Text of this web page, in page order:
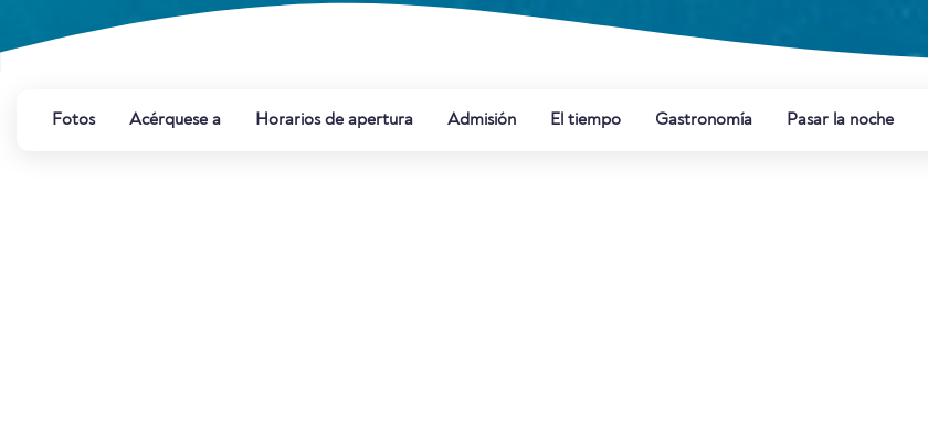
Fotos Acérquese a Horarios de apertura Admisión El tiempo Gastronomía Pasar la noche